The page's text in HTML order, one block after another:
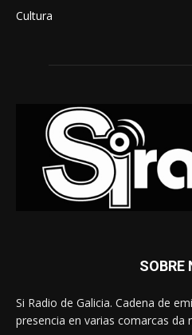
Cultura
SOBRE
Si Radio de Galicia. Cadena de
presencia en varias comarcas